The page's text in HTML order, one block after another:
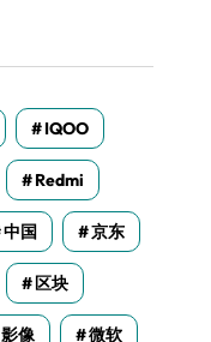
IQOO
Redmi
中国 京东
区块
影像 微软